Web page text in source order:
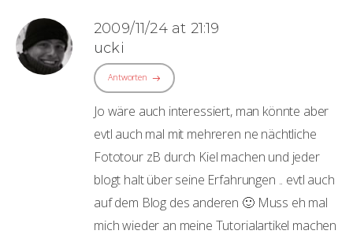
2009/11/24 at 21:19
ucki
Antworten
Jo wäre auch interessiert, man könnte aber
evtl auch mal mit mehreren ne nächtliche
Fototour zB durch Kiel machen und jeder
blogt halt über seine Erfahrungen .. evtl auch
auf dem Blog des anderen 🙂 Muss eh mal
mich wieder an meine Tutorialartikel machen